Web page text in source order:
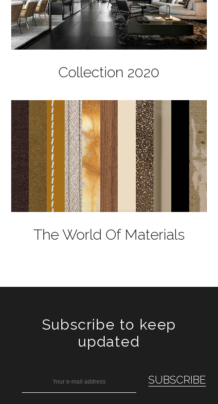
Collection 2020
The World Of Materials
Subscribe to keep
updated